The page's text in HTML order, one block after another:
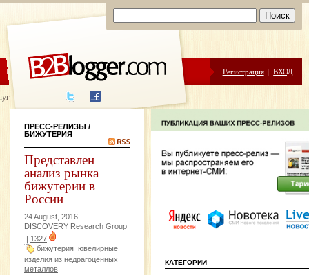
ЦЕНЫ ПОМОЩЬ Регистрация | ВХОД
написания
ПРЕСС-РЕЛИЗЫ /
БИЖУТЕРИЯ
Представлен
анализ рынка
бижутерии в
России
24 August, 2016 —
DISCOVERY Research Group
| 1327
бижутерия ювелирные
изделия из недрагоценных
металлов
КАТЕГОРИИ